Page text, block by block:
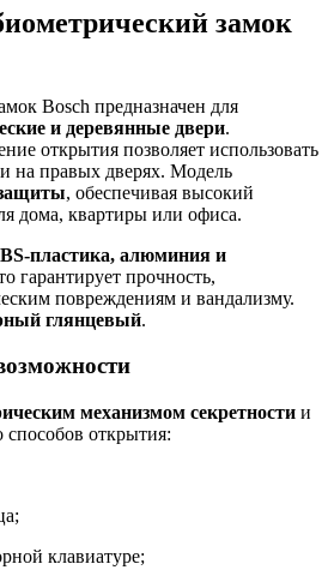
замок
Bosch предназначен для
и деревянные двери.
открытия позволяет использовать
на правых дверях. Модель
, обеспечивая высокий
дома, квартиры или офиса.
пластика, алюминия и
гарантирует прочность,
повреждениям и вандализму.
глянцевый.
механизмом секретности и
способов открытия:
клавиатуре;